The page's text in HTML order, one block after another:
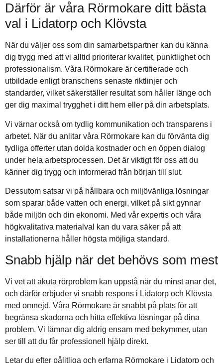
Därför är våra Rörmokare ditt bästa
val i Lidatorp och Klövsta
När du väljer oss som din samarbetspartner kan du känna
dig trygg med att vi alltid prioriterar kvalitet, punktlighet och
professionalism. Våra Rörmokare är certifierade och
utbildade enligt branschens senaste riktlinjer och
standarder, vilket säkerställer resultat som håller länge och
ger dig maximal trygghet i ditt hem eller på din arbetsplats.
Vi värnar också om tydlig kommunikation och transparens i
arbetet. När du anlitar våra Rörmokare kan du förvänta dig
tydliga offerter utan dolda kostnader och en öppen dialog
under hela arbetsprocessen. Det är viktigt för oss att du
känner dig trygg och informerad från början till slut.
Dessutom satsar vi på hållbara och miljövänliga lösningar
som sparar både vatten och energi, vilket på sikt gynnar
både miljön och din ekonomi. Med vår expertis och våra
högkvalitativa materialval kan du vara säker på att
installationerna håller högsta möjliga standard.
Snabb hjälp när det behövs som mest
Vi vet att akuta rörproblem kan uppstå när du minst anar det,
och därför erbjuder vi snabb respons i Lidatorp och Klövsta
med omnejd. Våra Rörmokare är snabbt på plats för att
begränsa skadorna och hitta effektiva lösningar på dina
problem. Vi lämnar dig aldrig ensam med bekymmer, utan
ser till att du får professionell hjälp direkt.
Letar du efter pålitliga och erfarna Rörmokare i Lidatorp och